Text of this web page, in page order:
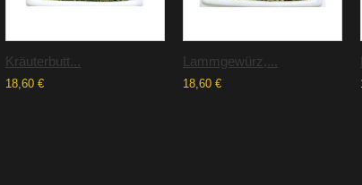
Kräuterbutt...
18,60 €
Lammgewürz,...
18,60 €